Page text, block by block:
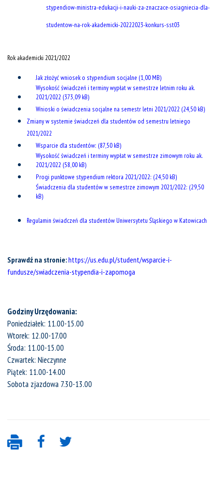
stypendiow-ministra-edukacji-i-nauki-za-znaczace-osiagniecia-dla-
studentow-na-rok-akademicki-20222023-konkurs-sst03
Rok akademicki 2021/2022
Jak złożyć wniosek o stypendium socjalne
Wysokość świadczeń i terminy wypłat w semestrze letnim roku ak.
2021/2022
Wnioski o świadczenia socjalne na semestr letni 2021/2022
Zmiany w systemie świadczeń dla studentów od semestru letniego
2021/2022
Wsparcie dla studentów:
Wysokość świadczeń i terminy wypłat w semestrze zimowym roku ak.
2021/2022
Progi punktowe stypendium rektora 2021/2022:
Świadczenia dla studentów w semestrze zimowym 2021/2022:
Regulamin świadczeń dla studentów Uniwersytetu Śląskiego w Katowicach
Sprawdź na stronie:https://us.edu.pl/student/wsparcie-i-
fundusze/swiadczenia-stypendia-i-zapomoga
Godziny Urzędowania:
Poniedziałek: 11.00-15.00
Wtorek: 12.00-17.00
Środa: 11.00-15.00
Czwartek: Nieczynne
Piątek: 11.00-14.00
Sobota zjazdowa 7.30-13.00